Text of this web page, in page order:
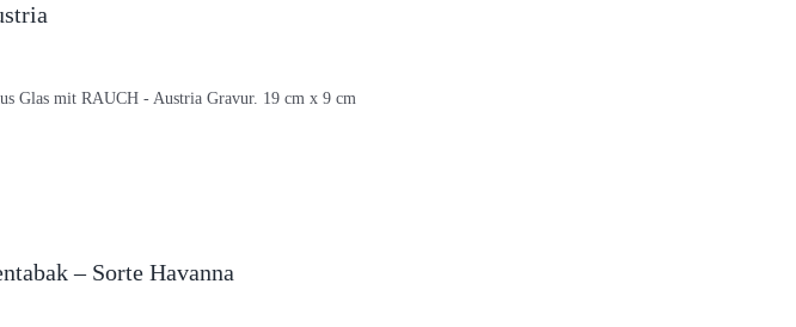
Glas mit RAUCH - Austria Gravur. 19 cm x 9 cm
– Sorte Havanna